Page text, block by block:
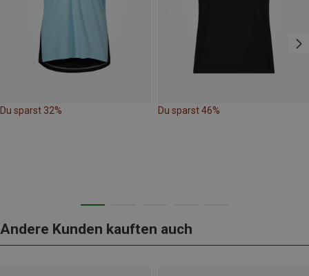
Du sparst 32% Du sparst 46%
Andere Kunden kauften auch